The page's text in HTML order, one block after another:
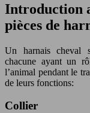
Introduction
pièces de
Un harnais cheval
chacune ayant un
l’animal pendant le
de leurs fonctions:
Collier